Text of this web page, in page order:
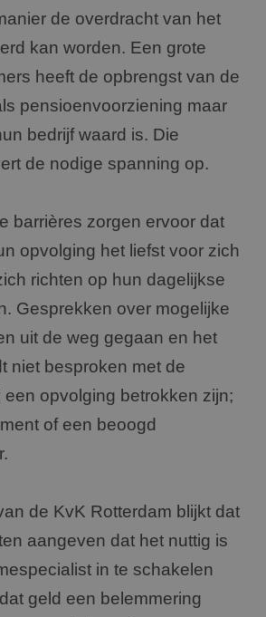
de overdracht van het
kan worden. Een grote
heeft de opbrengst van de
pensioenvoorziening maar
bedrijf waard is. Die
de nodige spanning op.
barrières zorgen ervoor dat
opvolging het liefst voor zich
richten op hun dagelijkse
Gesprekken over mogelijke
uit de weg gegaan en het
niet besproken met de
een opvolging betrokken zijn;
of een beoogd
de KvK Rotterdam blijkt dat
aangeven dat het nuttig is
in te schakelen
geld een belemmering